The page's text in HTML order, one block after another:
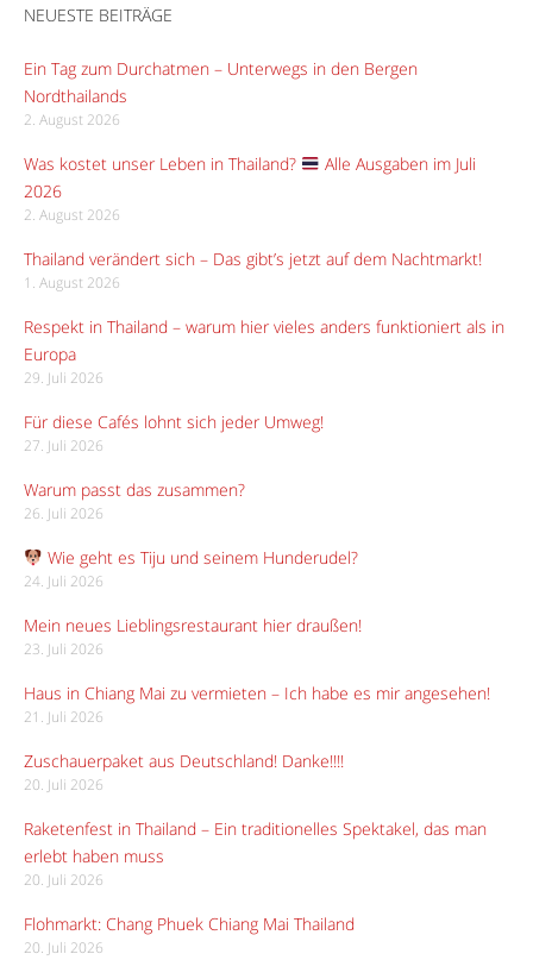
NEUESTE BEITRÄGE
Ein Tag zum Durchatmen – Unterwegs in den Bergen
Nordthailands
2. August 2026
Was kostet unser Leben in Thailand?
Alle Ausgaben im Juli
2026
2. August 2026
Thailand verändert sich – Das gibt’s jetzt auf dem Nachtmarkt!
1. August 2026
Respekt in Thailand – warum hier vieles anders funktioniert als in
Europa
29. Juli 2026
Für diese Cafés lohnt sich jeder Umweg!
27. Juli 2026
Warum passt das zusammen?
26. Juli 2026
Wie geht es Tiju und seinem Hunderudel?
24. Juli 2026
Mein neues Lieblingsrestaurant hier draußen!
23. Juli 2026
Haus in Chiang Mai zu vermieten – Ich habe es mir angesehen!
21. Juli 2026
Zuschauerpaket aus Deutschland! Danke!!!!
20. Juli 2026
Raketenfest in Thailand – Ein traditionelles Spektakel, das man
erlebt haben muss
20. Juli 2026
Flohmarkt: Chang Phuek Chiang Mai Thailand
20. Juli 2026